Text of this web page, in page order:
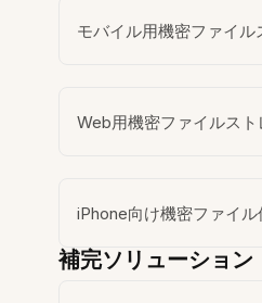
モバイル用機密ファイル
Web用機密ファイルスト
iPhone向け機密ファイル
補完ソリューション